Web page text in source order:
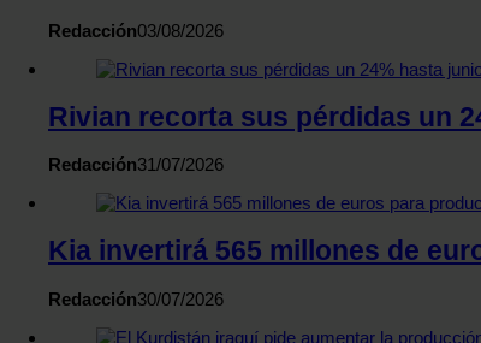
Redacción03/08/2026
Rivian recorta sus pérdidas un
Redacción31/07/2026
Kia invertirá 565 millones de
Redacción30/07/2026